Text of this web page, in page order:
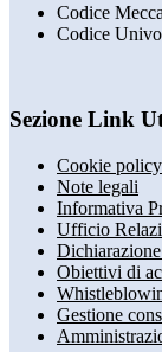
Codice
Codice
Sezione Link
Cookie policy
Note legali
Informativa
Ufficio
Obiettivi di
Gestione